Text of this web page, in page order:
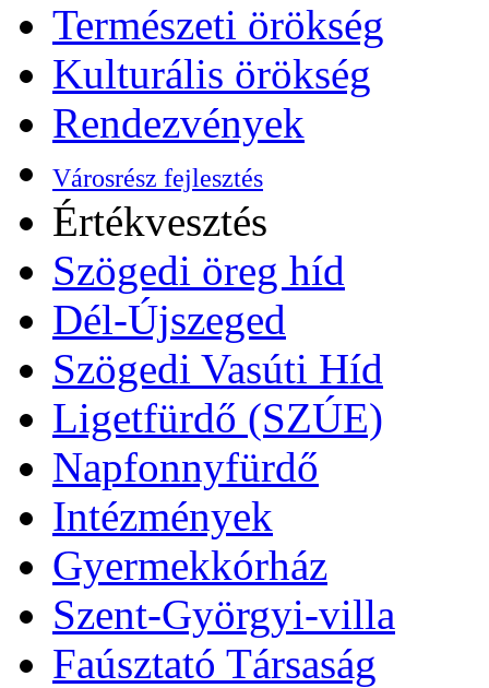
Természeti örökség
Kulturális örökség
Rendezvények
Városrész fejlesztés
Értékvesztés
Szögedi öreg híd
Dél-Újszeged
Szögedi Vasúti Híd
Ligetfürdő (SZÚE)
Napfonnyfürdő
Intézmények
Gyermekkórház
Szent-Györgyi-villa
Faúsztató Társaság